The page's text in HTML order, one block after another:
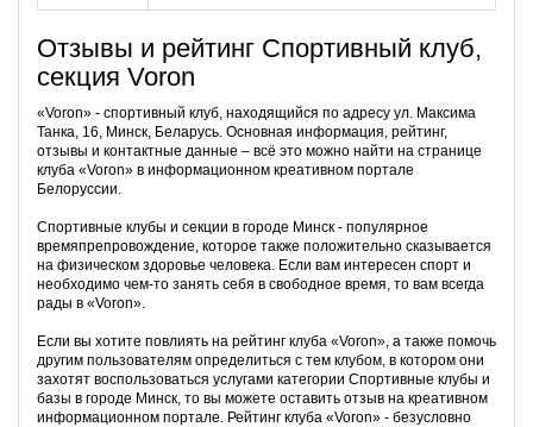
Отзывы и рейтинг Спортивный клуб,
секция Voron
«Voron» - спортивный клуб, находящийся по адресу ул. Максима
Танка, 16, Минск, Беларусь. Основная информация, рейтинг,
отзывы и контактные данные – всё это можно найти на странице
клуба «Voron» в информационном креативном портале
Белоруссии.
Спортивные клубы и секции в городе Минск - популярное
времяпрепровождение, которое также положительно сказывается
на физическом здоровье человека. Если вам интересен спорт и
необходимо чем-то занять себя в свободное время, то вам всегда
рады в «Voron».
Если вы хотите повлиять на рейтинг клуба «Voron», а также помочь
другим пользователям определиться с тем клубом, в котором они
захотят воспользоваться услугами категории Спортивные клубы и
базы в городе Минск, то вы можете оставить отзыв на креативном
информационном портале. Рейтинг клуба «Voron» - безусловно